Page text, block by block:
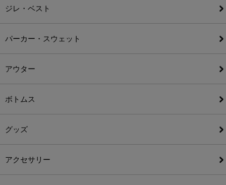
ジレ・ベスト
パーカー・スウェット
アウター
ボトムス
グッズ
アクセサリー